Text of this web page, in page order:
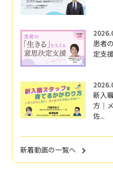
患者
定支援
新入
方｜
佐...
新着動画の一覧へ